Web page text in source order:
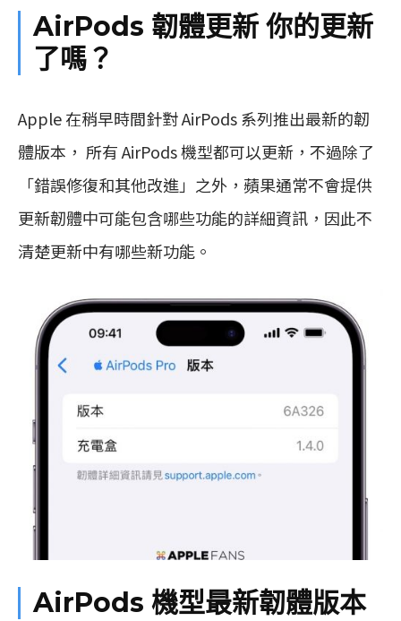
AirPods 韌體更新 你的更新
了嗎？
Apple 在稍早時間針對 AirPods 系列推出最新的韌
體版本， 所有 AirPods 機型都可以更新，不過除了
「錯誤修復和其他改進」之外，蘋果通常不會提供
更新韌體中可能包含哪些功能的詳細資訊，因此不
清楚更新中有哪些新功能。
AirPods 機型最新韌體版本